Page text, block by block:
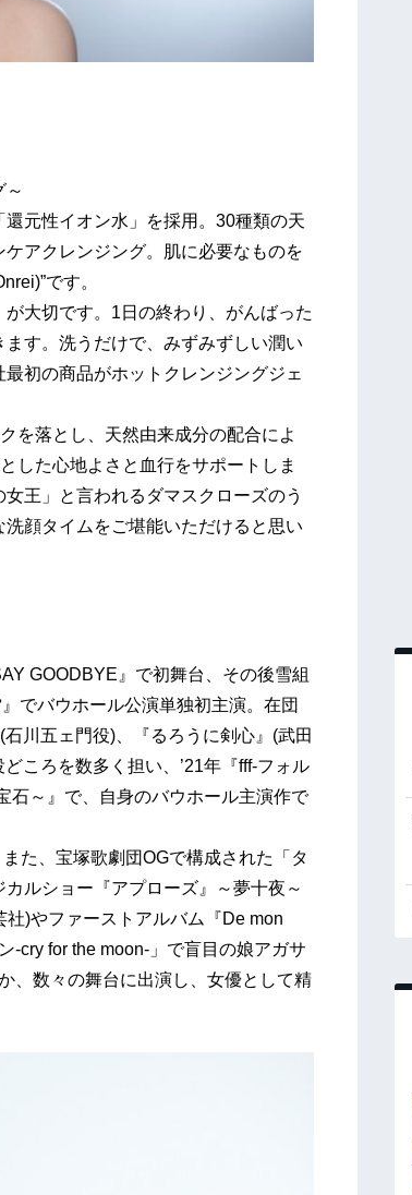
～
元性イオン水」を採用。30種類の天
アクレンジング。肌に必要なものを
です。
大切です。1日の終わり、がんばった
す。洗うだけで、みずみずしい潤い
初の商品がホットクレンジングジェ
を落とし、天然由来成分の配合によ
した心地よさと血行をサポートしま
王」と言われるダマスクローズのう
顔タイムをご堪能いただけると思い
GOODBYE』で初舞台、その後雪組
でバウホール公演単独初主演。在団
川五ェ門役)、『るろうに剣心』(武田
ころを数多く担い、’21年『fff-フォル
石～』で、自身のバウホール主演作で
た、宝塚歌劇団OGで構成された「タ
ルショー『アプローズ』～夢十夜～
)やファーストアルバム『De mon
-cry for the moon-」で盲目の娘アガサ
、数々の舞台に出演し、女優として精